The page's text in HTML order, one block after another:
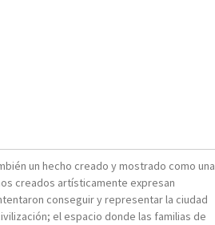
un hecho creado y mostrado como una
creados artísticamente expresan
conseguir y representar la ciudad
el espacio donde las familias de